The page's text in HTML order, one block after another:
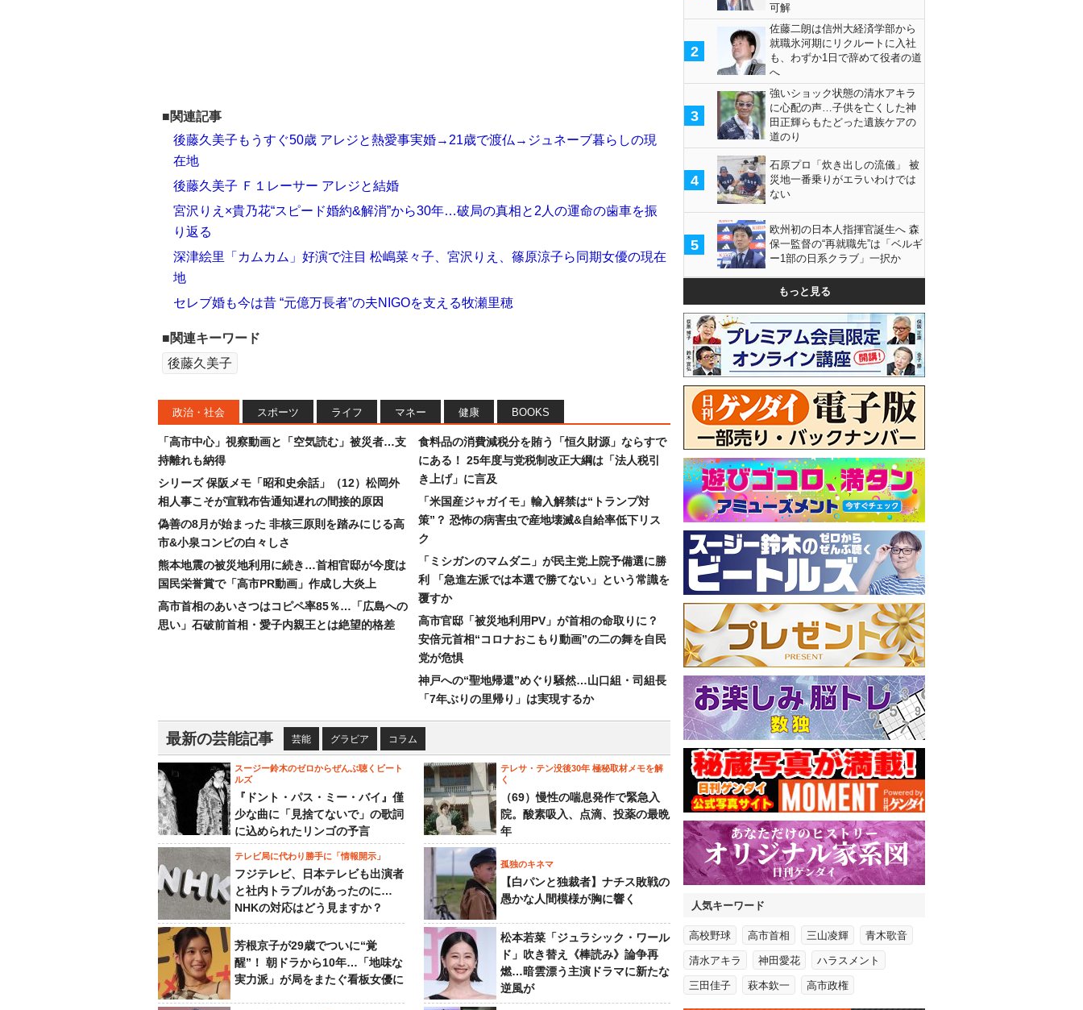
■関連記事
後藤久美子もうすぐ50歳 アレジと熱愛事実婚→21歳で渡仏→ジュネーブ暮らしの現
在地
後藤久美子 Ｆ１レーサー アレジと結婚
宮沢りえ×貴乃花“スピード婚約&解消”から30年…破局の真相と2人の運命の歯車を振
り返る
深津絵里「カムカム」好演で注目 松嶋菜々子、宮沢りえ、篠原涼子ら同期女優の現在
地
セレブ婚も今は昔 “元億万長者”の夫NIGOを支える牧瀬里穂
■関連キーワード
後藤久美子
政治・社会 スポーツ ライフ マネー 健康 BOOKS
「高市中心」視察動画と「空気読む」被災者…支
持離れも納得
シリーズ 保阪メモ「昭和史余話」（12）松岡外
相人事こそが宣戦布告通知遅れの間接的原因
偽善の8月が始まった 非核三原則を踏みにじる高
市&小泉コンビの白々しさ
熊本地震の被災地利用に続き…首相官邸が今度は
国民栄誉賞で「高市PR動画」作成し大炎上
高市首相のあいさつはコピペ率85％…「広島への
思い」石破前首相・愛子内親王とは絶望的格差
食料品の消費減税分を賄う「恒久財源」ならすで
にある！ 25年度与党税制改正大綱は「法人税引
き上げ」に言及
「米国産ジャガイモ」輸入解禁は“トランプ対
策”？ 恐怖の病害虫で産地壊滅&自給率低下リス
ク
「ミシガンのマムダニ」が民主党上院予備選に勝
利 「急進左派では本選で勝てない」という常識を
覆すか
高市官邸「被災地利用PV」が首相の命取りに？
安倍元首相“コロナおこもり動画”の二の舞を自民
党が危惧
神戸への“聖地帰還”めぐり騒然…山口組・司組長
「7年ぶりの里帰り」は実現するか
最新の芸能記事 芸能 グラビア コラム
スージー鈴木のゼロからぜんぶ聴くビート
ルズ
『ドント・パス・ミー・バイ』僅
少な曲に「見捨てないで」の歌詞
に込められたリンゴの予言
テレサ・テン没後30年 極秘取材メモを解
く
（69）慢性の喘息発作で緊急入
院。酸素吸入、点滴、投薬の最晩
年
テレビ局に代わり勝手に「情報開示」
フジテレビ、日本テレビも出演者
と社内トラブルがあったのに…
NHKの対応はどう見ますか？
孤独のキネマ
【白パンと独裁者】ナチス敗戦の
愚かな人間模様が胸に響く
芳根京子が29歳でついに“覚
醒”！ 朝ドラから10年…「地味な
実力派」が局をまたぐ看板女優に
松本若菜「ジュラシック・ワール
ド」吹き替え《棒読み》論争再
燃…暗雲漂う主演ドラマに新たな
逆風が
可解
2
佐藤二朗は信州大経済学部から
就職氷河期にリクルートに入社
も、わずか1日で辞めて役者の道
へ
3
強いショック状態の清水アキラ
に心配の声…子供を亡くした神
田正輝らもたどった遺族ケアの
道のり
4
石原プロ「炊き出しの流儀」 被
災地一番乗りがエラいわけでは
ない
5
欧州初の日本人指揮官誕生へ 森
保一監督の“再就職先”は「ベルギ
ー1部の日系クラブ」一択か
もっと見る
人気キーワード
高校野球 高市首相 三山凌輝 青木歌音
清水アキラ 神田愛花 ハラスメント
三田佳子 萩本欽一 高市政権